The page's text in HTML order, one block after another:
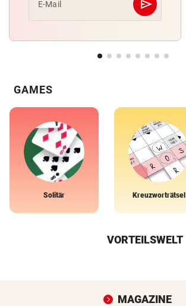
E-Mail send
Abschicken
GAMES
Solitär Kreuzworträtsel
VORTEILSWELT
MAGAZINE